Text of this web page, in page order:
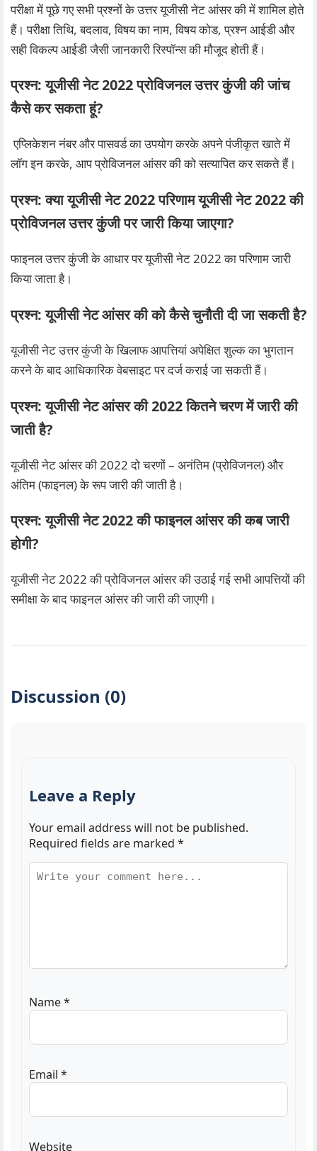
परीक्षा में पूछे गए सभी प्रश्नों के उत्तर यूजीसी नेट आंसर की में शामिल होते
हैं। परीक्षा तिथि, बदलाव, विषय का नाम, विषय कोड, प्रश्न आईडी और
सही विकल्प आईडी जैसी जानकारी रिस्पॉन्स की मौजूद होती हैं।
प्रश्न:यूजीसी नेट 2022 प्रोविजनल उत्तर कुंजी की जांच
कैसे कर सकता हूं?
एप्लिकेशन नंबर और पासवर्ड का उपयोग करके अपने पंजीकृत खाते में
लॉग इन करके, आप प्रोविजनल आंसर की को सत्यापित कर सकते हैं।
प्रश्न:क्या यूजीसी नेट 2022 परिणाम यूजीसी नेट 2022 की
प्रोविजनल उत्तर कुंजी पर जारी किया जाएगा?
फाइनल उत्तर कुंजी के आधार पर यूजीसी नेट 2022 का परिणाम जारी
किया जाता है।
प्रश्न:यूजीसी नेट आंसर की को कैसे चुनौती दी जा सकती है?
यूजीसी नेट उत्तर कुंजी के खिलाफ आपत्तियां अपेक्षित शुल्क का भुगतान
करने के बाद आधिकारिक वेबसाइट पर दर्ज कराई जा सकती हैं।
प्रश्न:यूजीसी नेट आंसर की 2022 कितने चरण में जारी की
जाती है?
यूजीसी नेट आंसर की 2022 दो चरणों – अनंतिम (प्रोविजनल) और
अंतिम (फाइनल) के रूप जारी की जाती है।
प्रश्न:यूजीसी नेट 2022 की फाइनल आंसर की कब जारी
होगी?
यूजीसी नेट 2022 की प्रोविजनल आंसर की उठाई गई सभी आपत्तियों की
समीक्षा के बाद फाइनल आंसर की जारी की जाएगी।
Discussion (0)
Leave a Reply
Your email address will not be published.
Required fields are marked *
Name*
Email *
Website